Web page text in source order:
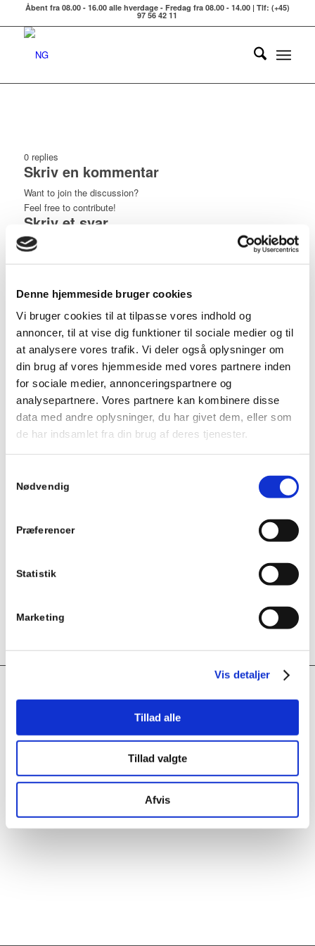
Denne hjemmeside bruger cookies
Vi bruger cookies til at tilpasse vores indhold og
annoncer, til at vise dig funktioner til sociale medier og til
at analysere vores trafik. Vi deler også oplysninger om
din brug af vores hjemmeside med vores partnere inden
for sociale medier, annonceringspartnere og
analysepartnere. Vores partnere kan kombinere disse
data med andre oplysninger, du har givet dem, eller som
de har indsamlet fra din brug af deres tjenester.
Nødvendig
Præferencer
Statistik
Marketing
Vis detaljer
Tillad alle
Tillad valgte
Afvis
Åbent fra 08.00 - 16.00 alle hverdage - Fredag fra 08.00 - 14.00 | Tlf: (+45)
97 56 42 11
0 replies
Skriv en kommentar
Want to join the discussion?
Feel free to contribute!
Skriv et svar
Din e-mailadresse vil ikke blive publiceret.
Krævede felter er
markeret med*
E-mail*
Websted
Kommentar*
KONTAKT
Ørnevej 12
Mail:ng@ng-dk.com